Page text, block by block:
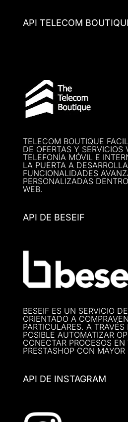
API TELECOM
TELECOM BOUTIQUE
DE OFERTAS Y SERVICIOS
TELEFONÍA MÓVIL E
LA PUERTA A
FUNCIONALIDADES
PERSONALIZADAS
WEB.
API DE BESEIF
BESEIF ES UN SERVICIO
ORIENTADO A
PARTICULARES. A
POSIBLE AUTOMATIZAR
CONECTAR PROCESOS EN
PRESTASHOP CON MAYOR
API DE INSTAGRAM